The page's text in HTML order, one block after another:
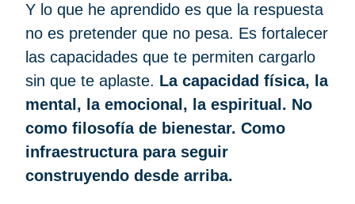
Y lo que he aprendido es que la respuesta
no es pretender que no pesa. Es fortalecer
las capacidades que te permiten cargarlo
sin que te aplaste. La capacidad física, la
mental, la emocional, la espiritual. No
como filosofía de bienestar. Como
infraestructura para seguir
construyendo desde arriba.